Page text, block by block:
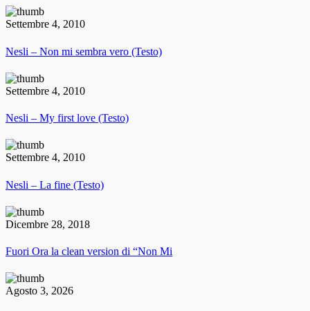
Settembre 4, 2010
Nesli – Non mi sembra vero (Testo)
Settembre 4, 2010
Nesli – My first love (Testo)
Settembre 4, 2010
Nesli – La fine (Testo)
Dicembre 28, 2018
Fuori Ora la clean version di “Non Mi
Agosto 3, 2026